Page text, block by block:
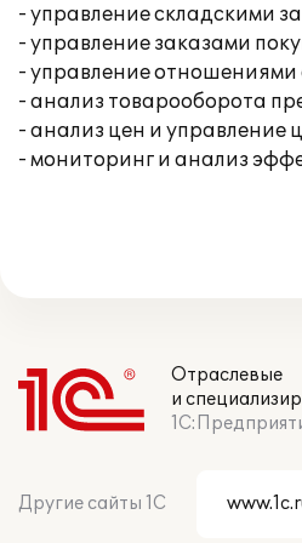
- управление складскими
- управление заказами
- управление отношениями
- анализ товарооборота
- анализ цен и управление
- мониторинг и анализ
Отраслевые
и
Другие сайты 1С